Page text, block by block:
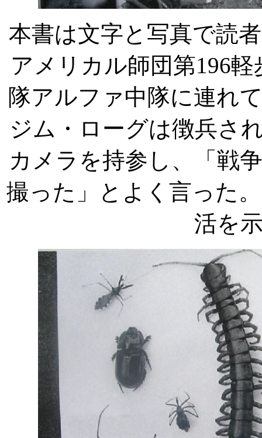
本書は文字と写真で読
アメリカル師団第196軽
隊アルファ中隊に連れ
ジム・ローグは徴兵さ
カメラを持参し、「戦
撮った」とよく言った。
活を